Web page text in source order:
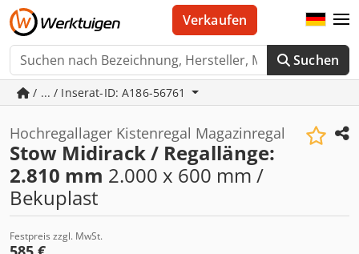
Suchen
Verkaufen
/ ... / Inserat-ID: A186-56761
Hochregallager Kistenregal Magazinregal
Stow Midirack / Regallänge:
2.810 mm 2.000 x 600 mm /
Bekuplast
Festpreis zzgl. MwSt.